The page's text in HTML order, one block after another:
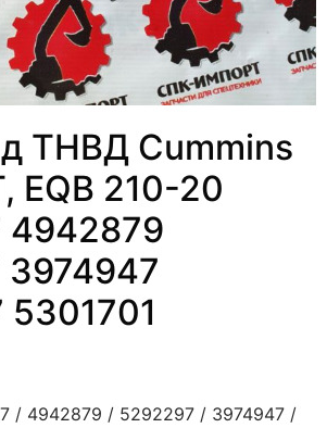
ТНВД Cummins
EQB 210-20
4942879
/ 4942879 / 5292297 / 3974947 /